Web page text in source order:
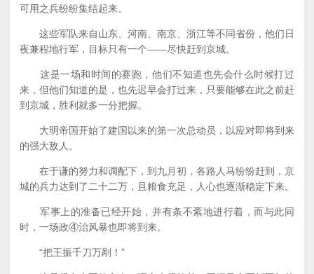
可用之兵纷纷集结起来。
这些军队来自山东、河南、南京、浙江等不同省份，他们日
夜兼程地行军，目标只有一个——尽快赶到京城。
这是一场和时间的赛跑，他们不知道也先会什么时候打过
来，但他们知道的是，也先迟早会打过来，只要能够在此之前赶
到京城，胜利就多一分把握。
大明帝国开始了建国以来的第一次总动员，以应对即将到来
的强大敌人。
在于谦的努力和调配下，到九月初，各路人马纷纷赶到，京
城的兵力达到了二十二万，且粮食充足，人心也逐渐稳定下来。
军事上的准备已经开始，并有条不紊地进行着，而与此同
时，一场政④治风暴也即将到来。
“把王振千刀万剐！”